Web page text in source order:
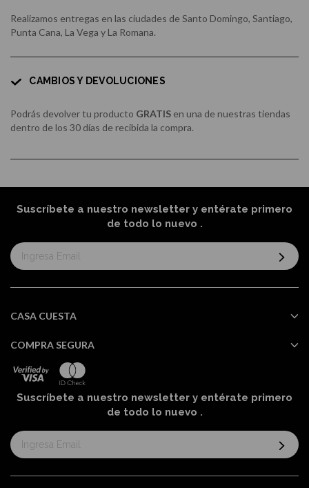
Realizamos entregas en las ciudades de Santo Domingo, Santiago,
Punta Cana, La Vega y La Romana.
CAMBIOS Y DEVOLUCIONES
Podrás devolver tu producto GRATIS en una de nuestras tiendas
dentro de los 30 días de recibida la compra.
Suscríbete a nuestro newsletter y entérate primero
de todo lo nuevo .
Suscríbase
al
informativo:
CASA CUESTA
COMPRA SEGURA
Suscríbete a nuestro newsletter y entérate primero
de todo lo nuevo .
Suscríbase
al
informativo: